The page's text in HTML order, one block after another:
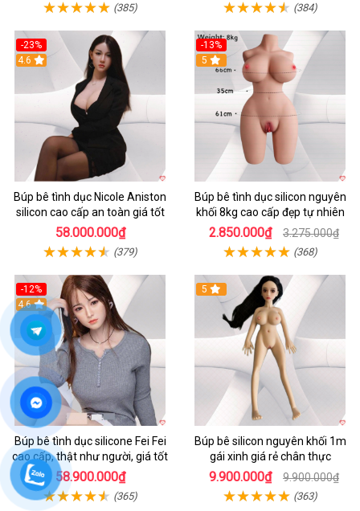
(385) (384)
-23%
4.6
Búp bê tình dục Nicole Aniston
silicon cao cấp an toàn giá tốt
58.000.000₫
(379)
-13%
5
Búp bê tình dục silicon nguyên
khối 8kg cao cấp đẹp tự nhiên
2.850.000₫ 3.275.000₫
(368)
-12%
4.6
Búp bê tình dục silicone Fei Fei
cao cấp, thật như người, giá tốt
58.900.000₫
(365)
5
Búp bê silicon nguyên khối 1m
gái xinh giá rẻ chân thực
9.900.000₫ 9.900.000₫
(363)